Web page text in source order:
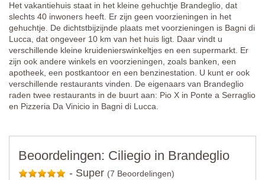
Het vakantiehuis staat in het kleine gehuchtje Brandeglio, dat
slechts 40 inwoners heeft. Er zijn geen voorzieningen in het
gehuchtje. De dichtstbijzijnde plaats met voorzieningen is Bagni di
Lucca, dat ongeveer 10 km van het huis ligt. Daar vindt u
verschillende kleine kruidenierswinkeltjes en een supermarkt. Er
zijn ook andere winkels en voorzieningen, zoals banken, een
apotheek, een postkantoor en een benzinestation. U kunt er ook
verschillende restaurants vinden. De eigenaars van Brandeglio
raden twee restaurants in de buurt aan: Pio X in Ponte a Serraglio
en Pizzeria Da Vinicio in Bagni di Lucca.
Beoordelingen: Ciliegio in Brandeglio
- Super (7 Beoordelingen)